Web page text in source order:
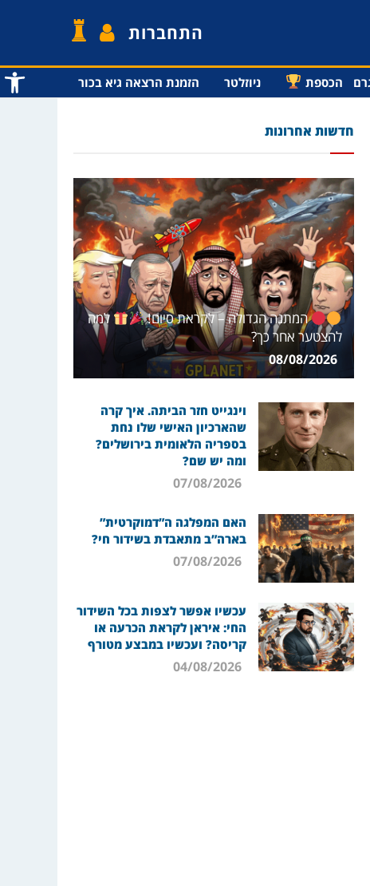
פתח
התחברות
הכספת ניוזלטר הזמנת הרצאה גיא בכור
חדשות אחרונות
המתנה הגדולה – לקראת סיום!
למה
להצטער אחר כך?
08/08/2026
וינגייט חזר הביתה. איך קרה
שהארכיון האישי שלו נחת
בספריה הלאומית בירושלים?
ומה יש שם?
07/08/2026
האם המפלגה ה”דמוקרטית”
בארה”ב מתאבדת בשידור חי?
07/08/2026
עכשיו אפשר לצפות בכל השידור
החי: איראן לקראת הכרעה או
קריסה? ועכשיו במבצע מטורף
04/08/2026